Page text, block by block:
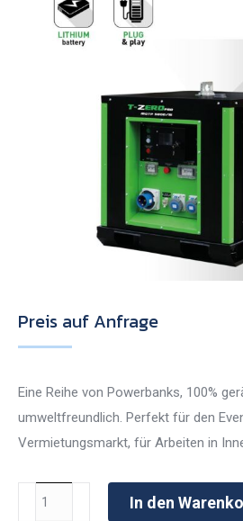
Preis auf Anfrage
Eine Reihe von Powerbanks, 100%
umweltfreundlich. Perfekt für den
Vermietungsmarkt, für Arbeiten in
WTP
In den